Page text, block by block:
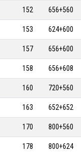
152 656+560
153 624+600
157 656+600
158 656+608
160 720+560
163 652+652
170 800+560
178 800+624